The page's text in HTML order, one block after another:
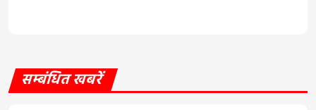
सम्बंधित खबरें